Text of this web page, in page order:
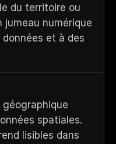
du territoire ou
jumeau numérique
données et à des
géographique
spatiales.
lisibles dans